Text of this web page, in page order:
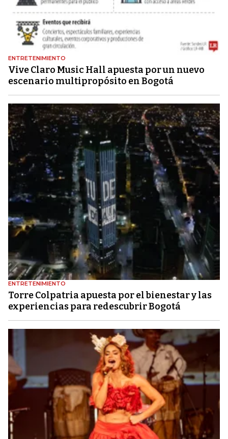
ENTRETENIMIENTO
Vive Claro Music Hall apuesta por un nuevo
escenario multipropósito en Bogotá
ENTRETENIMIENTO
Torre Colpatria apuesta por el bienestar y las
experiencias para redescubrir Bogotá